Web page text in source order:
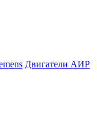
Двигатели АИР